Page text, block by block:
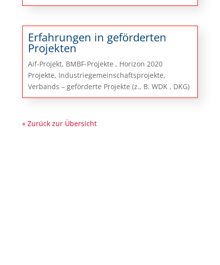
Erfahrungen in geförderten
Projekten
Aif-Projekt, BMBF-Projekte , Horizon 2020
Projekte, Industriegemeinschaftsprojekte,
Verbands – geförderte Projekte (z., B. WDK , DKG)
« Zurück zur Übersicht